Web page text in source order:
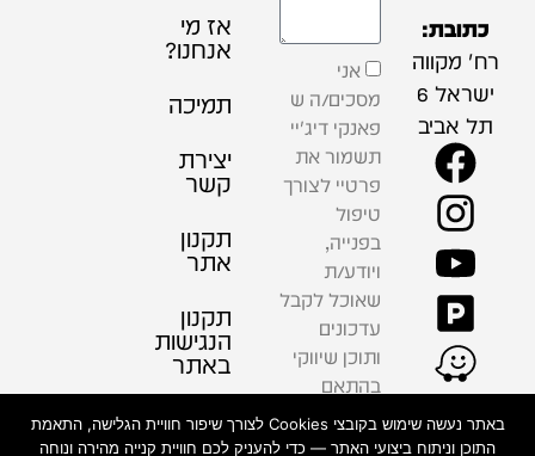
כתובת:
רח' מקווה
ישראל 6
תל אביב
אני
מסכים/ה ש
פאנקי דיג'יי
תשמור את
פרטיי לצורך
טיפול
בפנייה,
ויודע/ת
שאוכל לקבל
עדכונים
ותוכן שיווקי
בהתאם
למדיניות
הפרטיות .
אז מי
אנחנו?
תמיכה
יצירת
קשר
תקנון
אתר
תקנון
הנגישות
באתר
פרטיות
באתר נעשה שימוש בקובצי Cookies לצורך שיפור חוויית הגלישה, התאמת
התוכן וניתוח ביצועי האתר — כדי להעניק לכם חוויית קנייה מהירה ונוחה